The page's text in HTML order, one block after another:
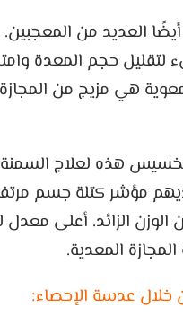
العديد من
لتقليل حجم المعدة
هي مزيج من
هذه لعلاج
مؤشر كتلة جسم
الوزن الزائد. أعلى
المعدية.
خلال عدسة الإحصاء: